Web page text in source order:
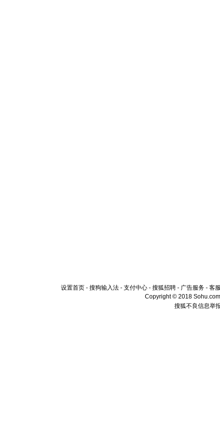
设置首页 - 搜狗输入法 - 支付中心 - 搜狐招聘 - 广告服务 - 客
Copyright © 2018
搜狐不良信息举